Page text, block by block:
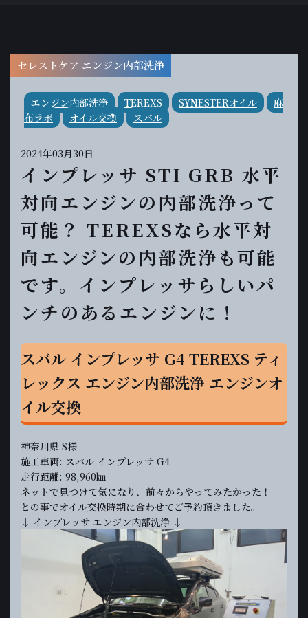
セレストケア エンジン内部洗浄
エンジン内部洗浄 TEREXS SYNESTERオイル
麻
布ラボ
オイル交換 スバル
2024年03月30日
インプレッサ STI GRB 水平
対向エンジンの内部洗浄って
可能？ TEREXSなら水平対
向エンジンの内部洗浄も可能
です。インプレッサらしいパ
ンチのあるエンジンに！
スバル インプレッサ G4 TEREXS ティ
レックス エンジン内部洗浄 エンジンオ
イル交換
神奈川県 S様
施工車両: スバル インプレッサ G4
走行距離: 98,960㎞
ネットで見つけて気になり、前々からやってみたかった！
との事でオイル交換時期に合わせてご予約頂きました。
↓ インプレッサ エンジン内部洗浄 ↓